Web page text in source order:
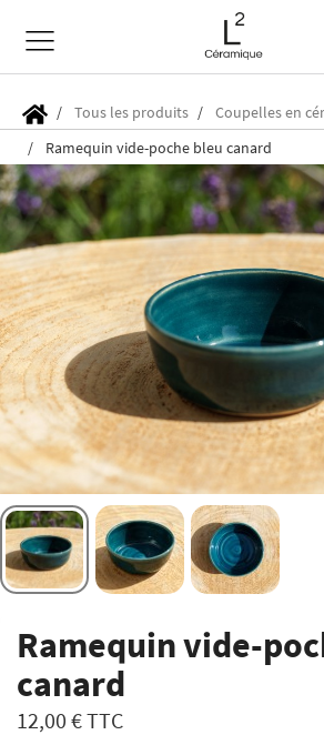
Tous les produits
Coupelles en
Ramequin vide-poche bleu canard
Ramequin vide-
canard
12,00 €TTC